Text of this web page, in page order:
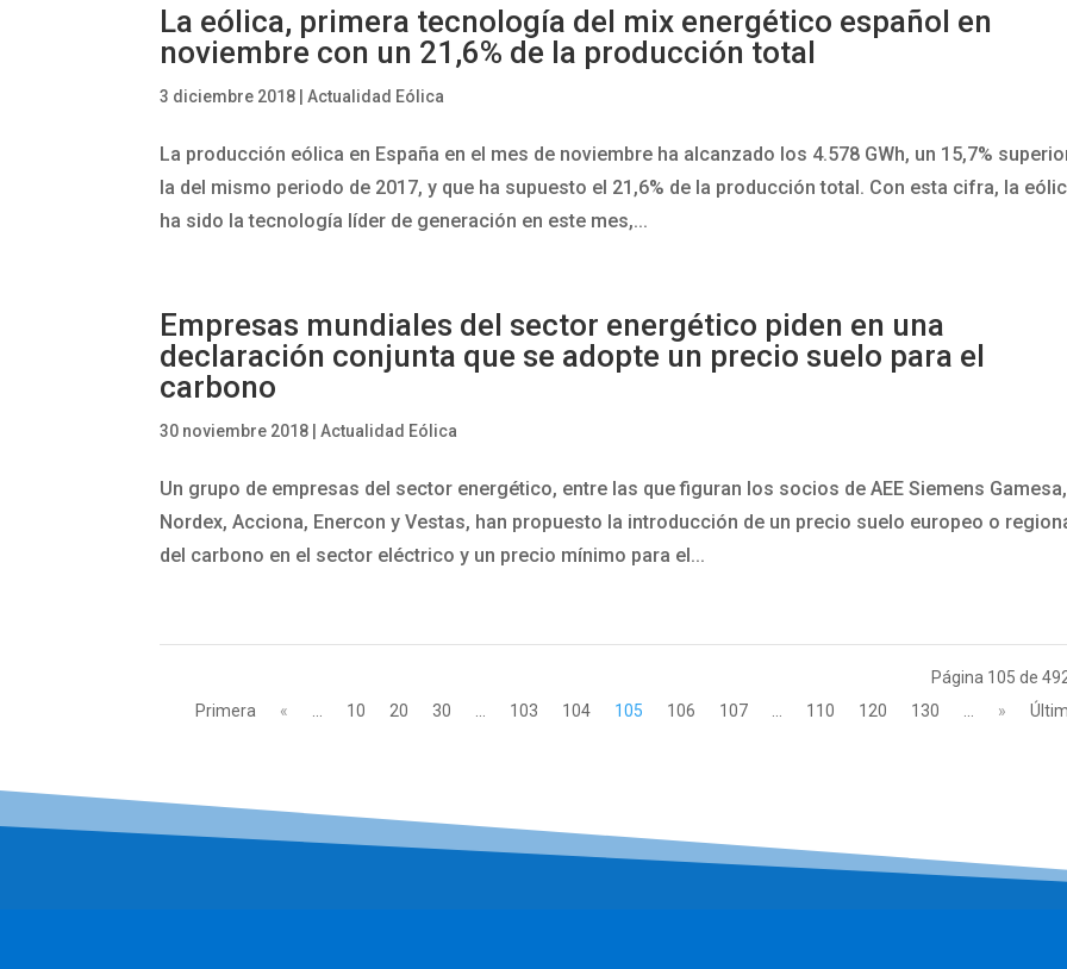
La eólica, primera tecnología del mix energético español en
noviembre con un 21,6% de la producción total
3 diciembre 2018 |Actualidad Eólica
La producción eólica en España en el mes de noviembre ha alcanzado los 4.578 GWh, un 15,7%
la del mismo periodo de 2017, y que ha supuesto el 21,6% de la producción total. Con esta cifra, la
ha sido la tecnología líder de generación en este mes,...
Empresas mundiales del sector energético piden en una
declaración conjunta que se adopte un precio suelo para el
carbono
30 noviembre 2018 |Actualidad Eólica
Un grupo de empresas del sector energético, entre las que figuran los socios de AEE Siemens Gamesa,
Nordex, Acciona, Enercon y Vestas, han propuesto la introducción de un precio suelo europeo o
del carbono en el sector eléctrico y un precio mínimo para el...
Página 105 de
Primera
« 10 20 30 103 104 105 106 107 110 120 130 »